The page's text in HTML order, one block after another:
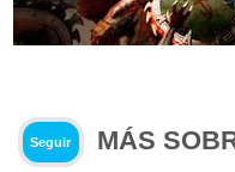
Seguir
MÁS